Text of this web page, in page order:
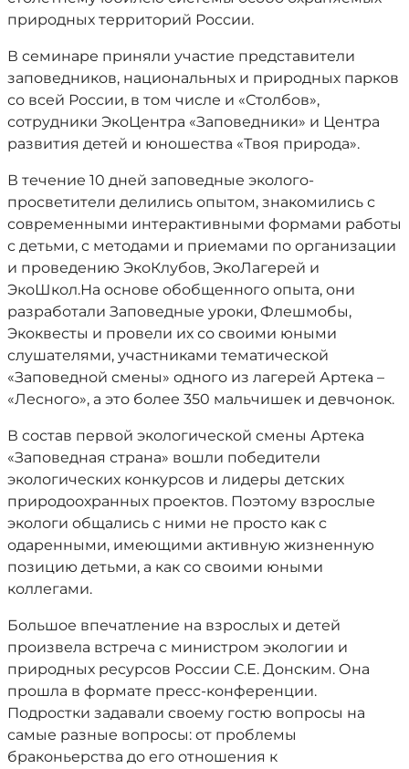
природных территорий России.
В семинаре приняли участие представители
заповедников, национальных и природных парков
со всей России, в том числе и «Столбов»,
сотрудники ЭкоЦентра «Заповедники» и Центра
развития детей и юношества «Твоя природа».
В течение 10 дней заповедные эколого-
просветители делились опытом, знакомились с
современными интерактивными формами работы
с детьми, с методами и приемами по организации
и проведению ЭкоКлубов, ЭкоЛагерей и
ЭкоШкол.На основе обобщенного опыта, они
разработали Заповедные уроки, Флешмобы,
Экоквесты и провели их со своими юными
слушателями, участниками тематической
«Заповедной смены» одного из лагерей Артека –
«Лесного», а это более 350 мальчишек и девчонок.
В состав первой экологической смены Артека
«Заповедная страна» вошли победители
экологических конкурсов и лидеры детских
природоохранных проектов. Поэтому взрослые
экологи общались с ними не просто как с
одаренными, имеющими активную жизненную
позицию детьми, а как со своими юными
коллегами.
Большое впечатление на взрослых и детей
произвела встреча с министром экологии и
природных ресурсов России С.Е. Донским. Она
прошла в формате пресс-конференции.
Подростки задавали своему гостю вопросы на
самые разные вопросы: от проблемы
браконьерства до его отношения к